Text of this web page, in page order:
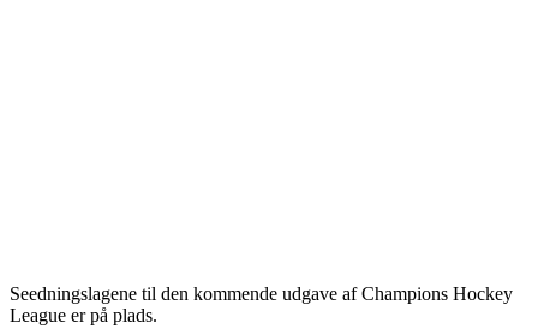
Seedningslagene til den kommende udgave af Champions Hockey
League er på plads.